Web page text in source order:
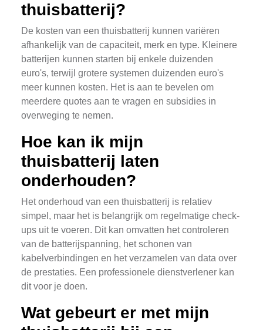
thuisbatterij?
De kosten van een thuisbatterij kunnen variëren
afhankelijk van de capaciteit, merk en type. Kleinere
batterijen kunnen starten bij enkele duizenden
euro's, terwijl grotere systemen duizenden euro's
meer kunnen kosten. Het is aan te bevelen om
meerdere quotes aan te vragen en subsidies in
overweging te nemen.
Hoe kan ik mijn
thuisbatterij laten
onderhouden?
Het onderhoud van een thuisbatterij is relatiev
simpel, maar het is belangrijk om regelmatige check-
ups uit te voeren. Dit kan omvatten het controleren
van de batterijspanning, het schonen van
kabelverbindingen en het verzamelen van data over
de prestaties. Een professionele dienstverlener kan
dit voor je doen.
Wat gebeurt er met mijn